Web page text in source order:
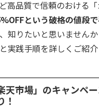
高品質で信頼のおける
という破格の値段
知りたいと思いません
実践手順を詳しくご紹介
天市場」のキャンペ